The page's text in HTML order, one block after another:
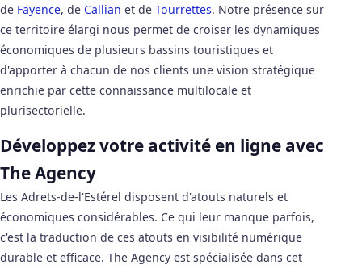
de Fayence, de Callian et de Tourrettes. Notre présence sur
ce territoire élargi nous permet de croiser les dynamiques
économiques de plusieurs bassins touristiques et
d'apporter à chacun de nos clients une vision stratégique
enrichie par cette connaissance multilocale et
plurisectorielle.
Développez votre activité en ligne avec
The Agency
Les Adrets-de-l'Estérel disposent d'atouts naturels et
économiques considérables. Ce qui leur manque parfois,
c'est la traduction de ces atouts en visibilité numérique
durable et efficace. The Agency est spécialisée dans cet